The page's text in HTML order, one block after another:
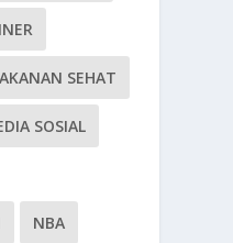
SEHAT
SOSIAL
NBA